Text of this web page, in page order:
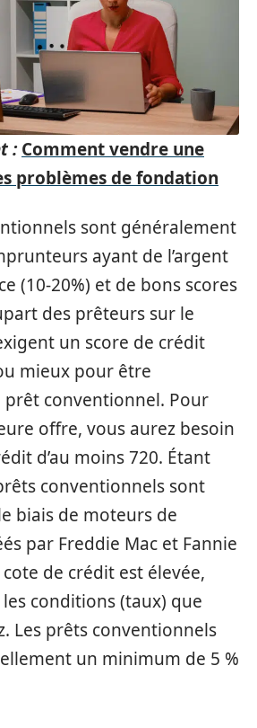
: Comment vendre une
problèmes de fondation
sont généralement
ayant de l’argent
(10-20%) et de bons scores
des prêteurs sur le
un score de crédit
mieux pour être
prêt conventionnel. Pour
offre, vous aurez besoin
d’au moins 720. Étant
conventionnels sont
biais de moteurs de
par Freddie Mac et Fannie
de crédit est élevée,
conditions (taux) que
Les prêts conventionnels
un minimum de 5 %